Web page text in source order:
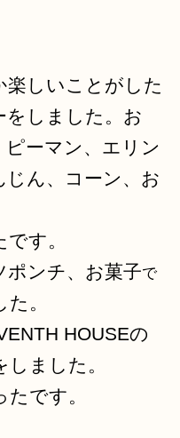
楽しいことがした
をしました。お
ーマン、エリン
ん、コーン、お
す。
ポンチ、お菓子で
。
HOUSEの
ました。
です。